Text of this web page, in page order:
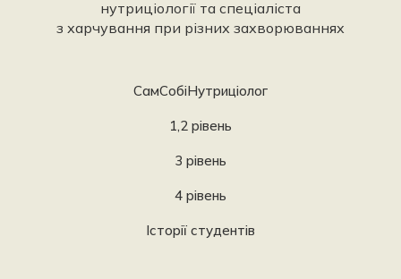
нутриціології та спеціаліста
з харчування при різних захворюваннях
СамСобіНутриціолог
1,2 рівень
3 рівень
4 рівень
Історії студентів